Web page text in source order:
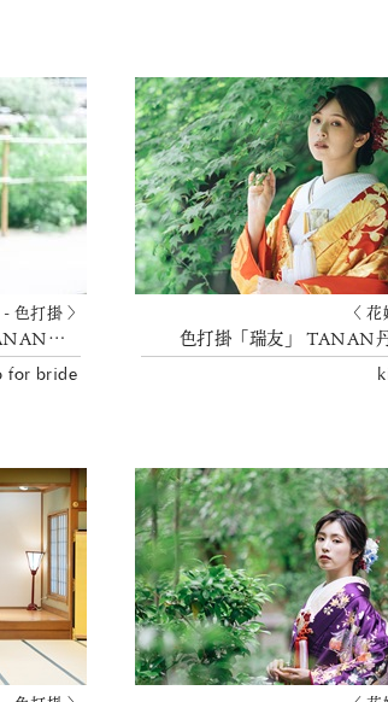
色打掛 〉
色打掛 花鳥清景図 Bridal kimono TANAN丹庵
for bride
〈
色打掛「瑞友」 TANAN